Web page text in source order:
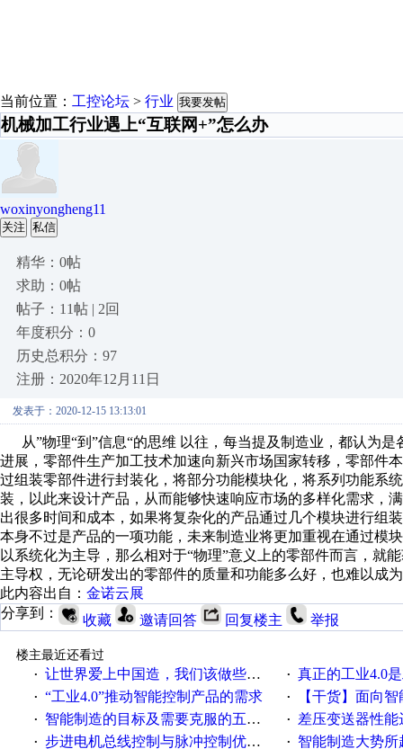
当前位置： 工控论坛 > 行业 我要发帖
机械加工行业遇上“互联网+”怎么办
woxinyongheng11
关注 私信
精华：0帖
求助：0帖
帖子：11帖 | 2回
年度积分：0
历史总积分：97
注册：2020年12月11日
发表于：2020-12-15 13:13:01
从”物理“到”信息“的思维 以往，每当提及制造业，都认为
进展，零部件生产加工技术加速向新兴市场国家转移，零部件
过组装零部件进行封装化，将部分功能模块化，将系列功能
装，以此来设计产品，从而能够快速响应市场的多样化需求，
出很多时间和成本，如果将复杂化的产品通过几个模块进行
本身不过是产品的一项功能，未来制造业将更加重视在通过模
以系统化为主导，那么相对于“物理”意义上的零部件而言，就
主导权，无论研发出的零部件的质量和功能多么好，也难以成
此内容出自： 金诺云展
分享到：
收藏 邀请回答 回复楼主 举报
楼主最近还看过
· 让世界爱上中国造，我们该做些什么 · 真正的工业4.0
· “工业4.0”推动智能控制产品的需求 · 【干货】面向
· 智能制造的目标及需要克服的五个障碍 · 差压变送器性能达
· 步进电机总线控制与脉冲控制优缺点 · 智能制造大势所趋